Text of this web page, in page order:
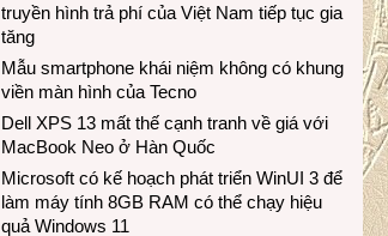
truyền hình trả phí của Việt Nam tiếp tục gia
tăng
Mẫu smartphone khái niệm không có khung
viền màn hình của Tecno
Dell XPS 13 mất thế cạnh tranh về giá với
MacBook Neo ở Hàn Quốc
Microsoft có kế hoạch phát triển WinUI 3 để
làm máy tính 8GB RAM có thể chạy hiệu
quả Windows 11